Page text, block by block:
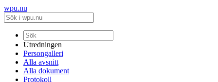
wpu.nu
Utredningen
Persongalleri
Alla avsnitt
Alla dokument
Protokoll